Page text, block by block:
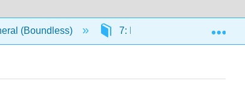
(Boundless) 7: Respiración celular